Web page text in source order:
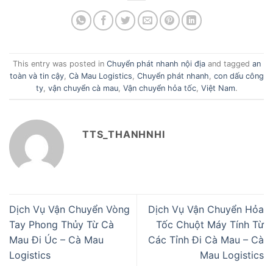
This entry was posted in Chuyển phát nhanh nội địaand tagged an
toàn và tin cậy, Cà Mau Logistics Chuyển phát nhanh con dấu công
ty, vận chuyển cà mau, Vận chuyển hỏa tốc, Việt Nam.
TTS_THANHNHI
Dịch Vụ Vận Chuyển Vòng
Tay Phong Thủy Từ Cà
Mau Đi Úc – Cà Mau
Logistics
Dịch Vụ Vận Chuyển Hỏa
Tốc Chuột Máy Tính Từ
Các Tỉnh Đi Cà Mau – Cà
Mau Logistics